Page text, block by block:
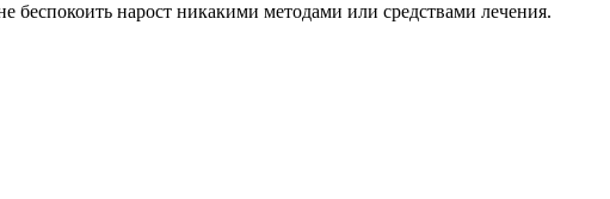
беспокоить нарост никакими методами или средствами лечения.